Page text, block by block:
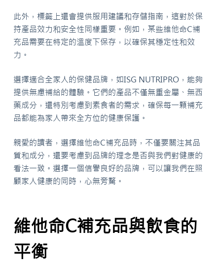
此外，標籤上還會提供服用建議和存儲指南，這對於保
持產品效力和安全性同樣重要。例如，某些維他命C補
充品需要在特定的溫度下保存，以確保其穩定性和效
力。
選擇適合全家人的保健品牌，如ISG NUTRIPRO，能夠
提供無慮補給的體驗。它們的產品不僅無重金屬、無西
藥成分，還特別考慮到素食者的需求，確保每一顆補充
品都能為家人帶來全方位的健康保護。
親愛的讀者，選擇維他命C補充品時，不僅要關注其品
質和成分，還要考慮到品牌的理念是否與我們對健康的
看法一致。選擇一個信譽良好的品牌，可以讓我們在照
顧家人健康的同時，心無旁騖。
維他命C補充品與飲食的
平衡